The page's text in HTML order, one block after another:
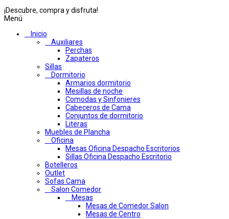
¡Descubre, compra y disfruta!
Menú
Inicio
Auxiliares
Perchas
Zapateros
Sillas
Dormitorio
Armarios dormitorio
Mesillas de noche
Comodas y Sinfonieres
Cabeceros de Cama
Conjuntos de dormitorio
Literas
Muebles de Plancha
Oficina
Mesas Oficina Despacho Escritorios
Sillas Oficina Despacho Escritorio
Botelleros
Outlet
Sofas Cama
Salon Comedor
Mesas
Mesas de Comedor Salon
Mesas de Centro